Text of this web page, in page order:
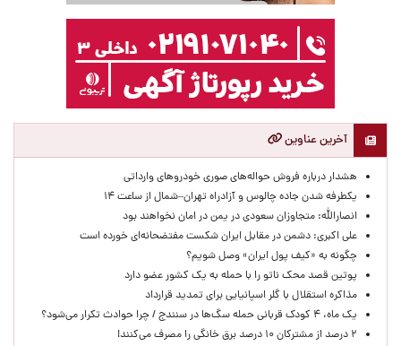
آخرین عناوین
هشدار درباره فروش حواله‌های صوری خودروهای وارداتی
یکطرفه شدن جاده چالوس و آزادراه تهران–شمال از ساعت ۱۴
انصارالله: متجاوزان سعودی در یمن در امان نخواهند بود
علی اکبری: دشمن در مقابل ایران شکست مفتضحانه‌ای خورده است
چگونه به «کیف پول ایران» وصل شویم؟
پوتین قصد محک ناتو را با حمله به یک کشور عضو دارد
مذاکره استقلال با گلر اسپانیایی برای تمدید قرارداد
یک ماه، ۴ کودک قربانی حمله سگ‌ها در سنندج / چرا حوادث تکرار می‌شود؟
۲ درصد از مشترکان ۱۰ درصد برق خانگی را مصرف می‌کنند!